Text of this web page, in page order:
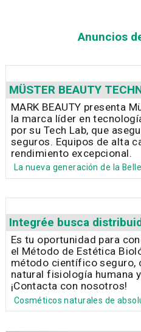
Anuncios
MÜSTER BEAUTY
MARK BEAUTY presenta
la marca líder en
por su Tech Lab, que
seguros. Equipos de alta
rendimiento excepcional.
La nueva generación de la
Integrée busca
Es tu oportunidad para
el Método de Estética
método científico seguro,
natural fisiología humana
¡Contacta con nosotros!
Cosméticos naturales de